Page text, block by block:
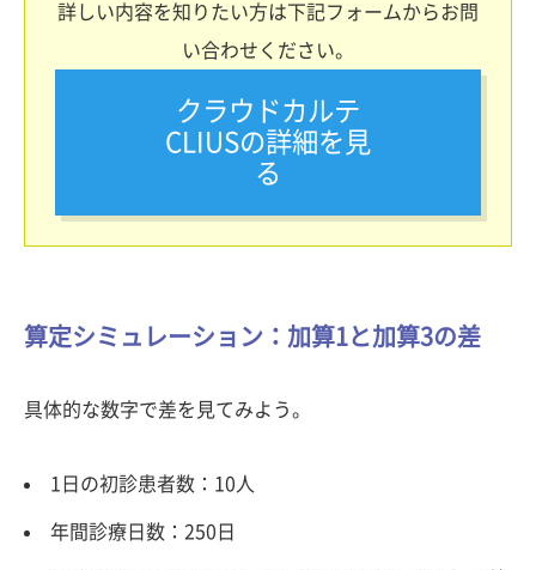
詳しい内容を知りたい方は下記フォームからお問
い合わせください。
クラウドカルテ
CLIUSの詳細を見
る
算定シミュレーション：加算1と加算3の差
具体的な数字で差を見てみよう。
1日の初診患者数：10人
年間診療日数：250日